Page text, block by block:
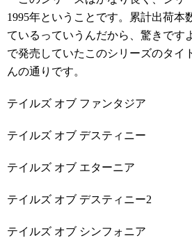
1995年ということです。累計出荷本
ているっていうんだから、驚きです
で発売していたこのシリーズのタイ
んの通りです。
テイルズ オブ ファンタジア
テイルズ オブ デスティニー
テイルズ オブ エターニア
テイルズ オブ デスティニー2
テイルズ オブ シンフォニア